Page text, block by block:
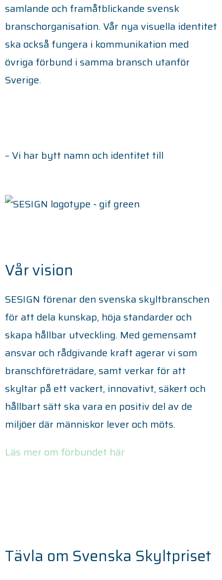
samlande och framåtblickande svensk
branschorganisation. Vår nya visuella identitet
ska också fungera i kommunikation med
övriga förbund i samma bransch utanför
Sverige.
– Vi har bytt namn och identitet till
Vår vision
SESIGN förenar den svenska skyltbranschen
för att dela kunskap, höja standarder och
skapa hållbar utveckling. Med gemensamt
ansvar och rådgivande kraft agerar vi som
branschföreträdare, samt verkar för att
skyltar på ett vackert, innovativt, säkert och
hållbart sätt ska vara en positiv del av de
miljöer där människor lever och möts.
Läs mer om förbundet här
Tävla om Svenska Skyltpriset